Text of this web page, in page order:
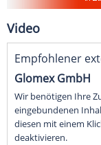
Video
Empfohlener
Glomex GmbH
Wir benötigen Ihre
eingebundenen
diesen mit einem
deaktivieren.